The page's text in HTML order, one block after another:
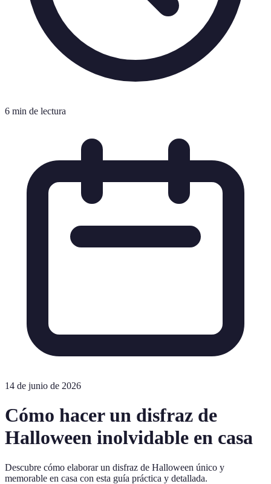
6 min de lectura
14 de junio de 2026
Cómo hacer un disfraz de
Halloween inolvidable en casa
Descubre cómo elaborar un disfraz de Halloween único y
memorable en casa con esta guía práctica y detallada.